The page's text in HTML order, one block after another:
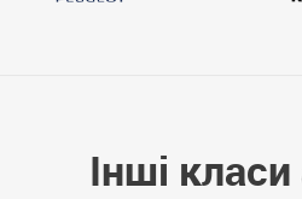
Інші